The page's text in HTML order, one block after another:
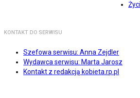
KONTAKT DO SERWISU
Szefowa serwisu: Anna Zejdler
Wydawca serwisu: Marta Jarosz
Kontakt z redakcją kobieta.rp.pl